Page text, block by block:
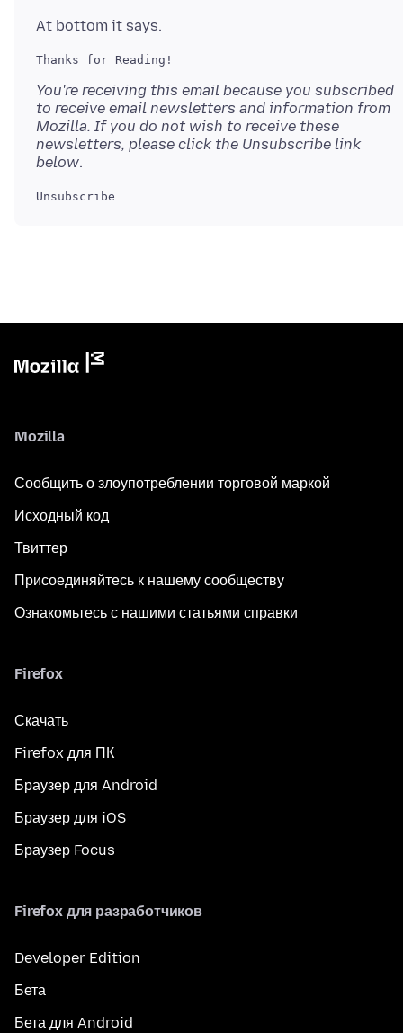
Thanks for Reading!
You're receiving this email because you subscribed
to receive email newsletters and information from
Mozilla. If you do not wish to receive these
newsletters, please click the Unsubscribe link
below
Mozilla
Сообщить о злоупотреблении торговой маркой
Исходный код
Твиттер
Присоединяйтесь к нашему сообществу
Ознакомьтесь с нашими статьями справки
Firefox
Скачать
Firefox для ПК
Браузер для Android
Браузер для iOS
Браузер Focus
Firefox для разработчиков
Developer Edition
Бета
Бета для Android